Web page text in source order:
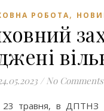
РОБОТА,
/ No Comments